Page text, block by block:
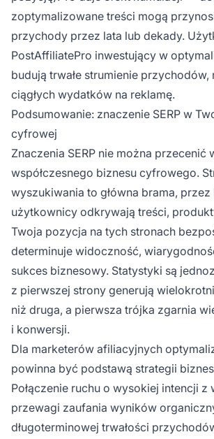
zoptymalizowane treści mogą
przychody przez lata lub dekady.
PostAffiliatePro inwestujący w
budują trwałe strumienie przychodów,
ciągłych wydatków na reklamę.
Podsumowanie: znaczenie SERP w
cyfrowej
Znaczenia SERP nie można przecenić
współczesnego biznesu cyfrowego.
wyszukiwania to główna brama, przez
użytkownicy odkrywają treści,
Twoja pozycja na tych stronach
determinuje widoczność,
sukces biznesowy. Statystyki są
z pierwszej strony generują
niż druga, a pierwsza trójka zgarnia
i konwersji.
Dla marketerów afiliacyjnych
powinna być podstawą strategii
Połączenie ruchu o wysokiej intencji z
przewagi zaufania wyników
długoterminowej trwałości